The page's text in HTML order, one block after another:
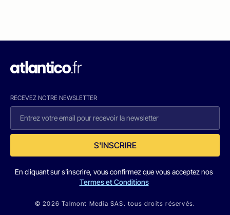
RECEVEZ NOTRE NEWSLETTER
S'INSCRIRE
En cliquant sur s'inscrire, vous confirmez que vous acceptez nos
Termes et Conditions
© 2026 Talmont Media SAS. tous droits réservés.